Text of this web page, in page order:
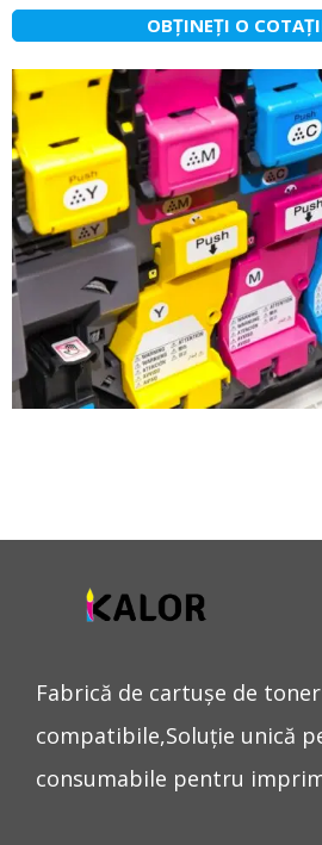
OBȚINEȚI O
Fabrică de cartușe de toner
compatibile,Soluție unică
consumabile pentru